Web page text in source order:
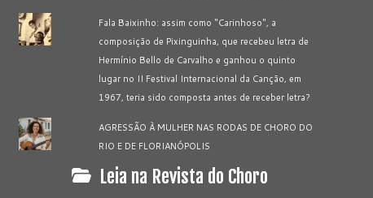
Fala Baixinho: assim como "Carinhoso", a
composição de Pixinguinha, que recebeu letra de
Hermínio Bello de Carvalho e ganhou o quinto
lugar no II Festival Internacional da Canção, em
1967, teria sido composta antes de receber letra?
AGRESSÃO À MULHER NAS RODAS DE CHORO DO
RIO E DE FLORIANÓPOLIS
Leia na Revista do Choro